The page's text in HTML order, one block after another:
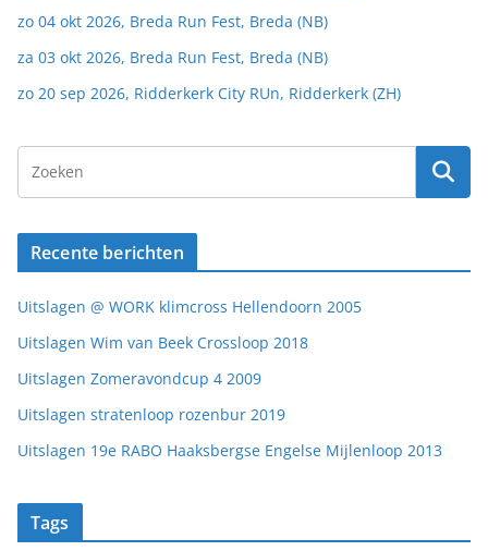
zo 04 okt 2026, Breda Run Fest, Breda (NB)
za 03 okt 2026, Breda Run Fest, Breda (NB)
zo 20 sep 2026, Ridderkerk City RUn, Ridderkerk (ZH)
Recente berichten
Uitslagen @ WORK klimcross Hellendoorn 2005
Uitslagen Wim van Beek Crossloop 2018
Uitslagen Zomeravondcup 4 2009
Uitslagen stratenloop rozenbur 2019
Uitslagen 19e RABO Haaksbergse Engelse Mijlenloop 2013
Tags